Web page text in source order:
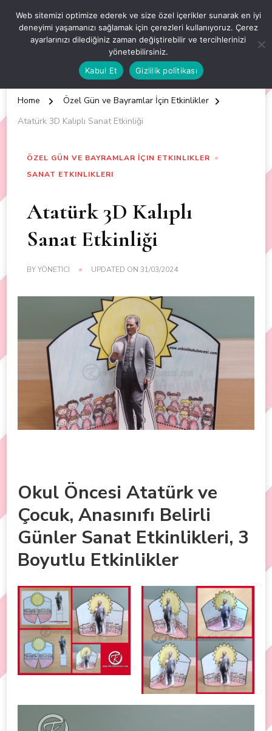
OKUL ÖNCESİ ETKİNLİKLER
EN YENİ VE ÖZGÜN OKUL ÖNCESİ ETKİNLİKLERİ
Home
Özel Gün ve Bayramlar İçin Etkinlikler
Atatürk 3D Kalıplı Sanat Etkinliği
ÖZEL GÜN VE BAYRAMLAR İÇIN ETKINLIKLER
SANAT ETKINLIKLERI
Atatürk 3D Kalıplı
Sanat Etkinliği
BYYÖNETICI UPDATED ON 31/03/2024
Okul Öncesi Atatürk ve
Çocuk, Anasınıfı Belirli
Günler Sanat Etkinlikleri, 3
Boyutlu Etkinlikler
Web sitemizi optimize ederek ve size özel içerikler sunarak en iyi
deneyimi yaşamanızı sağlamak için çerezleri kullanıyoruz. Çerez
ayarlarınızı dilediğiniz zaman değiştirebilir ve tercihlerinizi
yönetebilirsiniz.
Kabul Et
Gizlilik politikası